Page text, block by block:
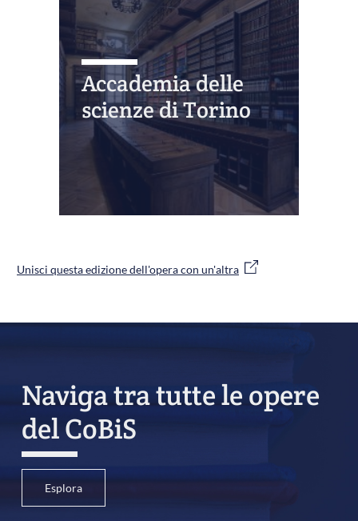
Accademia delle
scienze di Torino
Unisci questa edizione dell'opera con un'altra
Naviga tra tutte le opere
del CoBiS
Esplora